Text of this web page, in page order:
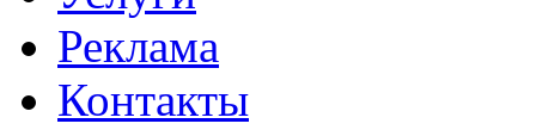
Реклама
Контакты